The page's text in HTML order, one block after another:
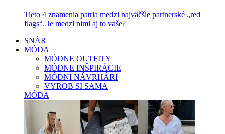
Tieto 4 znamenia patria medzi najväčšie partnerské „red
flags“. Je medzi nimi aj to vaše?
SNÁR
MÓDA
MÓDNE OUTFITY
MÓDNE INŠPIRÁCIE
MÓDNI NÁVRHÁRI
VYROB SI SAMA
MÓDA